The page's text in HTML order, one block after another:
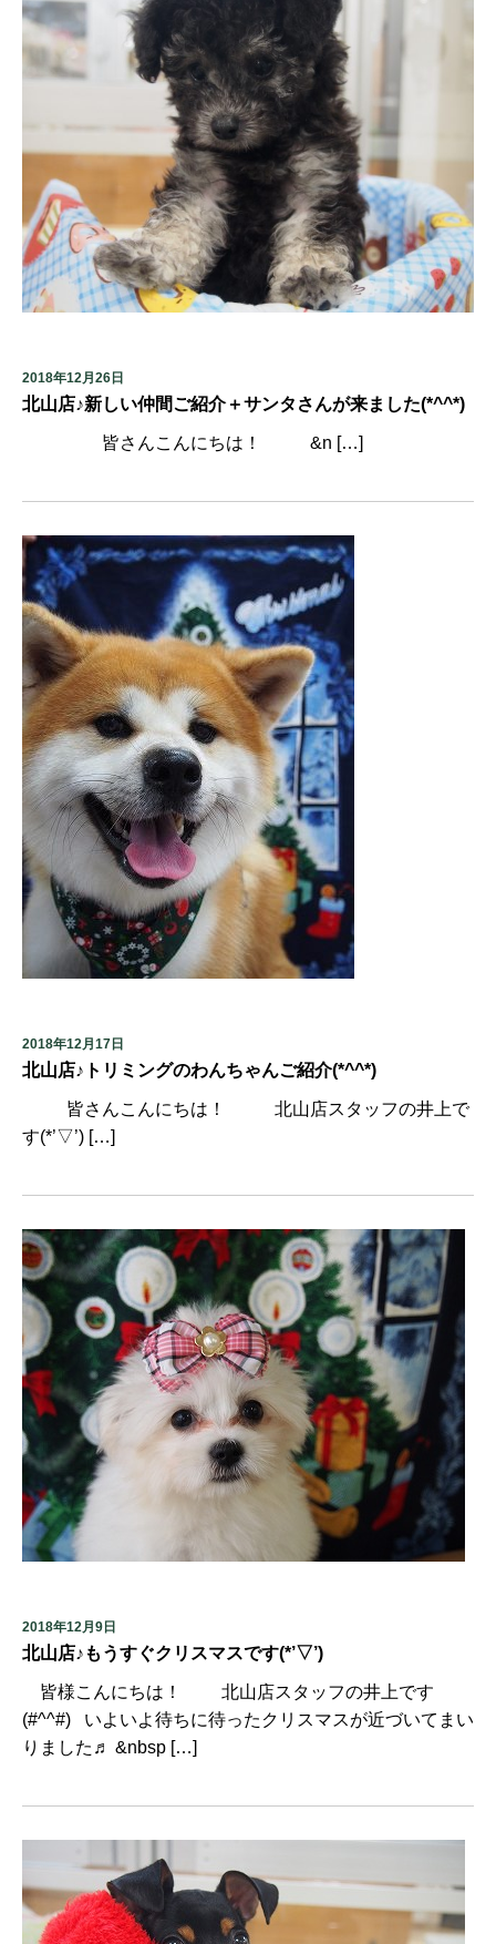
2018年12月26日
北山店♪新しい仲間ご紹介＋サンタさんが来ました(*^^*)
皆さんこんにちは！ &n […]
2018年12月17日
北山店♪トリミングのわんちゃんご紹介(*^^*)
皆さんこんにちは！ 北山店スタッフの井上で
す(*’▽’) […]
2018年12月9日
北山店♪もうすぐクリスマスです(*’▽’)
皆様こんにちは！ 北山店スタッフの井上です
(#^^#) いよいよ待ちに待ったクリスマスが近づいてまい
りました♬ &nbsp […]